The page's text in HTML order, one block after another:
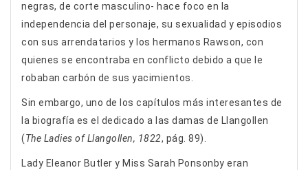
negras, de corte masculino- hace foco en la
independencia del personaje, su sexualidad y episodios
con sus arrendatarios y los hermanos Rawson, con
quienes se encontraba en conflicto debido a que le
robaban carbón de sus yacimientos.
Sin embargo, uno de los capítulos más interesantes de
la biografía es el dedicado a las damas de Llangollen
(The Ladies of Llangollen, 1822, pág. 89).
Lady Eleanor Butler y Miss Sarah Ponsonby eran